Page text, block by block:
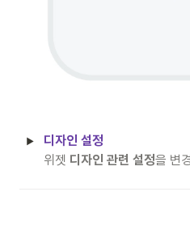
디자인 설정
위젯 디자인 관련 설정을 변